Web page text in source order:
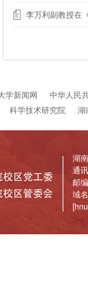
李万利副教授在
学新闻网
中华人民
科学技术研究院 湖
湖
通
邮
域